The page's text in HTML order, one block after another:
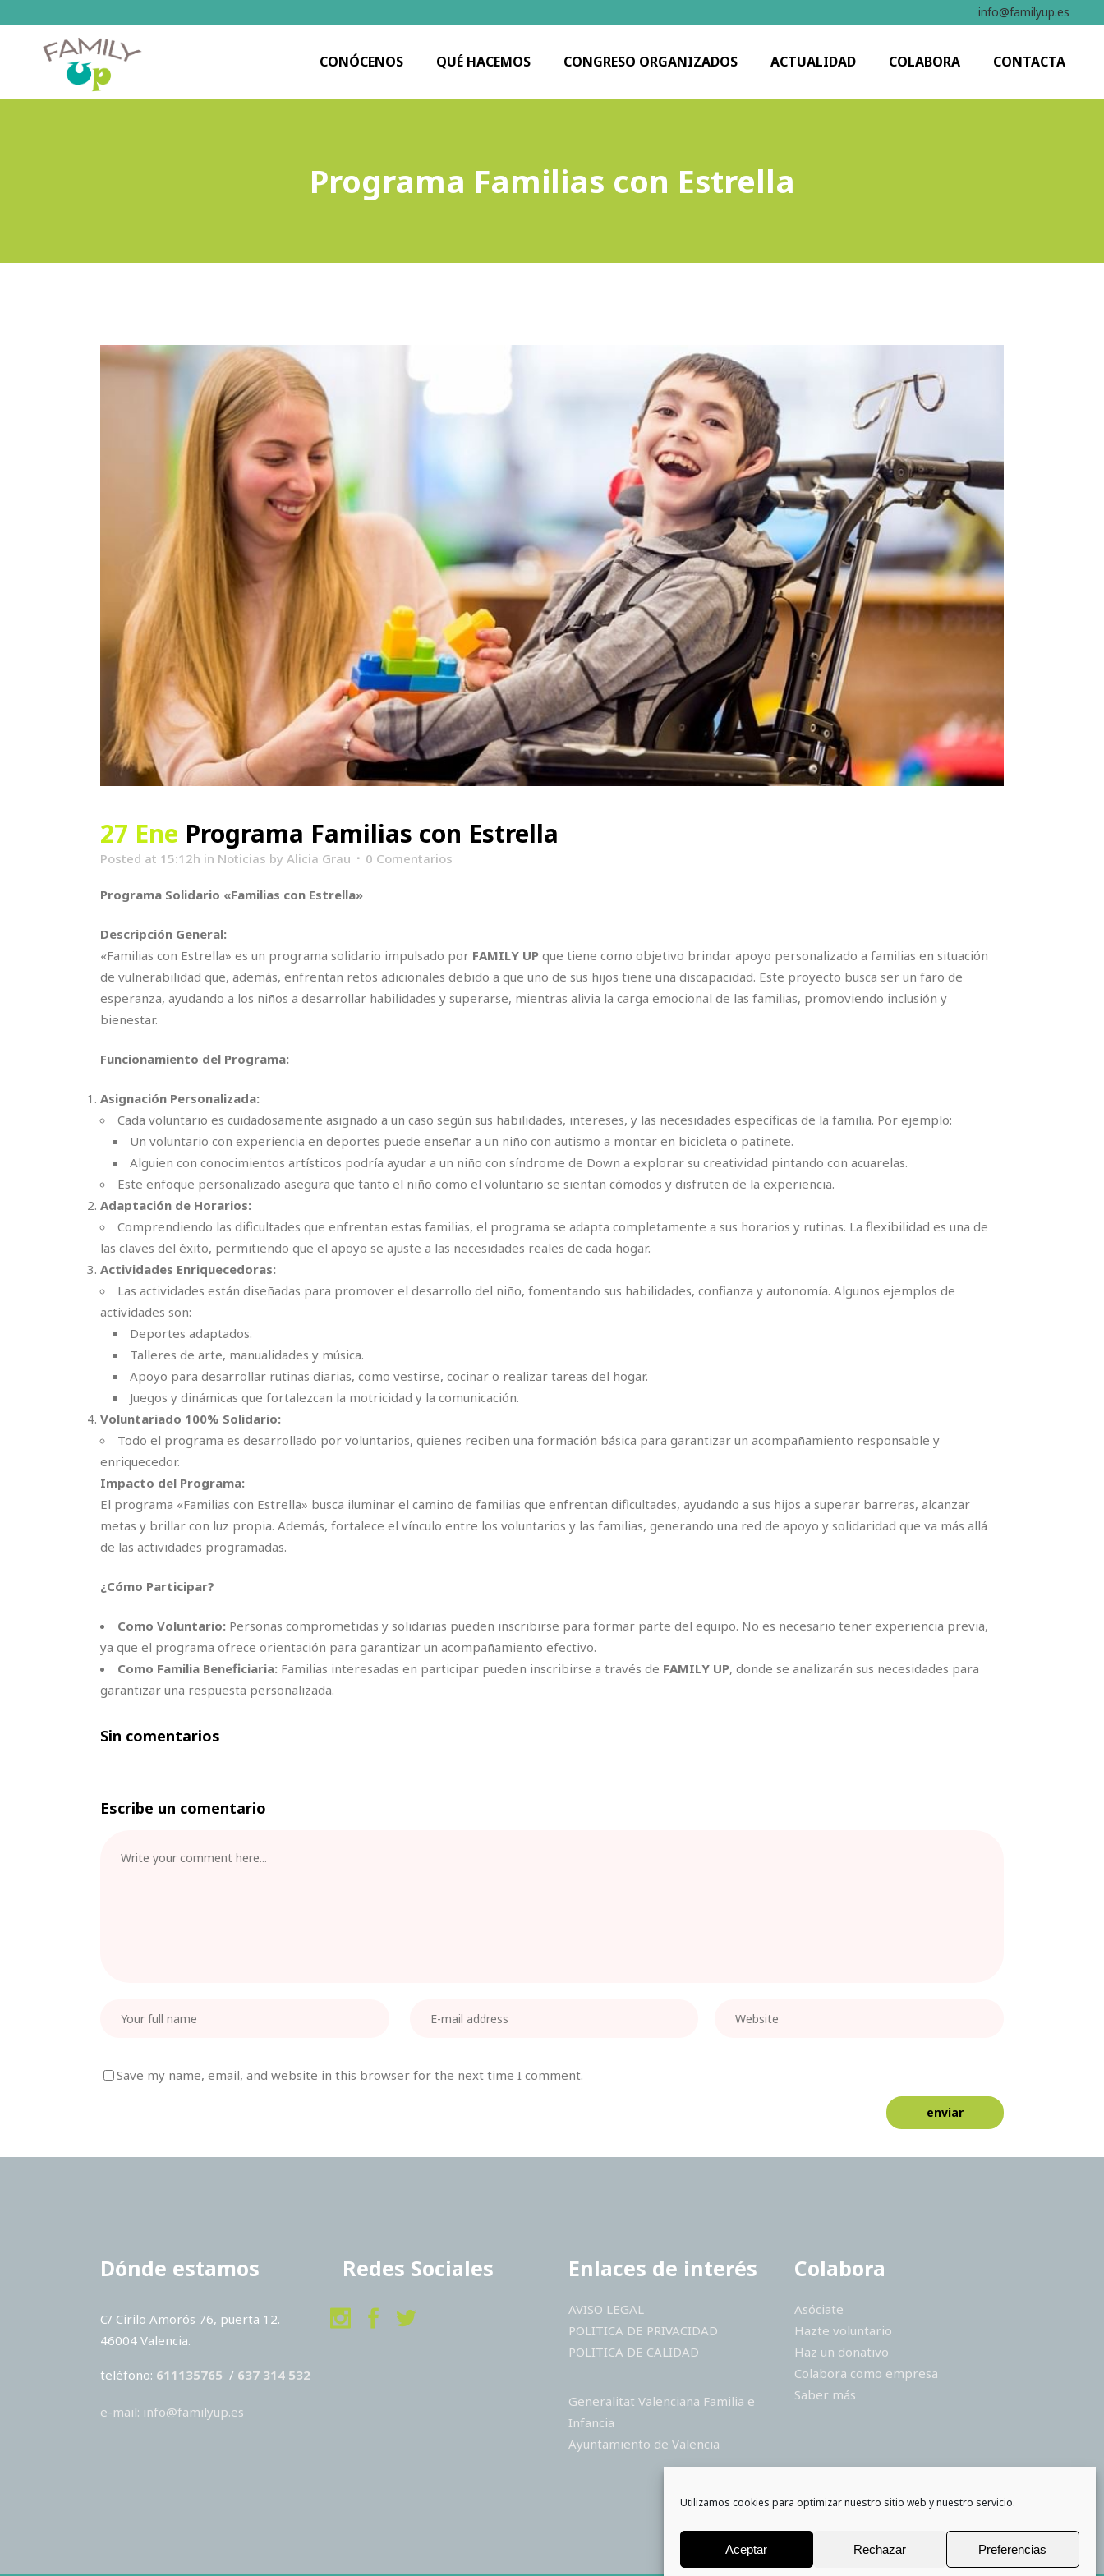
Utilizamos cookies para optimizar nuestro sitio web y nuestro servicio.
Aceptar Rechazar Preferencias
info@familyup.es
CONÓCENOS QUÉ HACEMOS CONGRESO ORGANIZADOS ACTUALIDAD COLABORA CONTACTA
Programa Familias con Estrella
27 Ene Programa Familias con Estrella
Posted at 15:12h in Noticias by Alicia Grau 0 Comentarios
Programa Solidario «Familias con Estrella»
Descripción General:
«Familias con Estrella» es un programa solidario impulsado por FAMILY UP que tiene como objetivo brindar apoyo personalizado a familias en situación
de vulnerabilidad que, además, enfrentan retos adicionales debido a que uno de sus hijos tiene una discapacidad. Este proyecto busca ser un faro de
esperanza, ayudando a los niños a desarrollar habilidades y superarse, mientras alivia la carga emocional de las familias, promoviendo inclusión y
bienestar.
Funcionamiento del Programa:
Asignación Personalizada:
Cada voluntario es cuidadosamente asignado a un caso según sus habilidades, intereses, y las necesidades específicas de la familia. Por ejemplo:
Un voluntario con experiencia en deportes puede enseñar a un niño con autismo a montar en bicicleta o patinete.
Alguien con conocimientos artísticos podría ayudar a un niño con síndrome de Down a explorar su creatividad pintando con acuarelas.
Este enfoque personalizado asegura que tanto el niño como el voluntario se sientan cómodos y disfruten de la experiencia.
Adaptación de Horarios:
Comprendiendo las dificultades que enfrentan estas familias, el programa se adapta completamente a sus horarios y rutinas. La flexibilidad es una de
las claves del éxito, permitiendo que el apoyo se ajuste a las necesidades reales de cada hogar.
Actividades Enriquecedoras:
Las actividades están diseñadas para promover el desarrollo del niño, fomentando sus habilidades, confianza y autonomía. Algunos ejemplos de
actividades son:
Deportes adaptados.
Talleres de arte, manualidades y música.
Apoyo para desarrollar rutinas diarias, como vestirse, cocinar o realizar tareas del hogar.
Juegos y dinámicas que fortalezcan la motricidad y la comunicación.
Voluntariado 100% Solidario:
Todo el programa es desarrollado por voluntarios, quienes reciben una formación básica para garantizar un acompañamiento responsable y
enriquecedor.
Impacto del Programa:
El programa «Familias con Estrella» busca iluminar el camino de familias que enfrentan dificultades, ayudando a sus hijos a superar barreras, alcanzar
metas y brillar con luz propia. Además, fortalece el vínculo entre los voluntarios y las familias, generando una red de apoyo y solidaridad que va más allá
de las actividades programadas.
¿Cómo Participar?
Como Voluntario: Personas comprometidas y solidarias pueden inscribirse para formar parte del equipo. No es necesario tener experiencia previa,
ya que el programa ofrece orientación para garantizar un acompañamiento efectivo.
Como Familia Beneficiaria: Familias interesadas en participar pueden inscribirse a través de FAMILY UP, donde se analizarán sus necesidades para
garantizar una respuesta personalizada.
Sin comentarios
Escribe un comentario
Save my name, email, and website in this browser for the next time I comment.
Dónde estamos
C/ Cirilo Amorós 76, puerta 12.
46004 Valencia.
teléfono: 611135765 / 637 314 532
e-mail: info@familyup.es
Redes Sociales Enlaces de interés
AVISO LEGAL
POLITICA DE PRIVACIDAD
POLITICA DE CALIDAD
Generalitat Valenciana Familia e
Infancia
Ayuntamiento de Valencia
Colabora
Asóciate
Hazte voluntario
Haz un donativo
Colabora como empresa
Saber más